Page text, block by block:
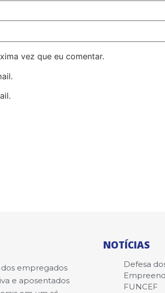
vez que eu comentar.
dos empregados
e aposentados
NOTÍCIAS
Defesa
FUNCEF